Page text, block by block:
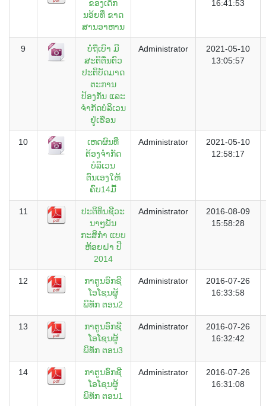
ຂອງເດັກ
ນອ້ຍທ່ີ ຂາດ
ສານອາຫານ
16:41:53
9
ບໍ່ຖືເບົາ ມີ
ສະຕິຕື່ນຕົວ
ປະຕິບັດມາດ
ຕະການ
ປ້ອງກັນ ແລະ
ຈໍາກັດບໍລິເວນ
ຢູ່ເຮືອນ
Administrator
2021-05-10
13:05:57
10
ເຫດຜົນທີ່
ຕ້ອງຈຳກັດ
ບໍລິເວນ
ຕົນເອງໃຫ້
ຄົບ14ມື້
Administrator
2021-05-10
12:58:17
11
ປະຕິທິນຊີວະ
ນາໆພັນ
ກະສິກຳ ແບບ
ຫ້ອຍຝາ ປີ
2014
Administrator
2016-08-09
15:58:28
12
ກາຕູນອົກຊີ
ໂອໂຊນຜູ້
ພິທັກ ຕອນ2
Administrator
2016-07-26
16:33:58
13
ກາຕູນອົກຊີ
ໂອໂຊນຜູ້
ພິທັກ ຕອນ3
Administrator
2016-07-26
16:32:42
14
ກາຕູນອົກຊີ
ໂອໂຊນຜູ້
ພິທັກ ຕອນ1
Administrator
2016-07-26
16:31:08